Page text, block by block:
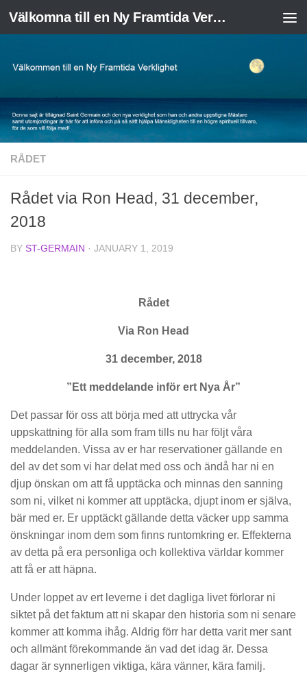
Skip to content Välkomna till en Ny Framtida Verklighet
RÅDET
Rådet via Ron Head, 31 december,
2018
BY ST-GERMAIN · JANUARY 1, 2019
Rådet
Via Ron Head
31 december, 2018
”Ett meddelande inför ert Nya År”
Det passar för oss att börja med att uttrycka vår
uppskattning för alla som fram tills nu har följt våra
meddelanden. Vissa av er har reservationer gällande en
del av det som vi har delat med oss och ändå har ni en
djup önskan om att få upptäcka och minnas den sanning
som ni, vilket ni kommer att upptäcka, djupt inom er själva,
bär med er. Er upptäckt gällande detta väcker upp samma
önskningar inom dem som finns runtomkring er. Effekterna
av detta på era personliga och kollektiva världar kommer
att få er att häpna.
Under loppet av ert leverne i det dagliga livet förlorar ni
siktet på det faktum att ni skapar den historia som ni senare
kommer att komma ihåg. Aldrig förr har detta varit mer sant
och allmänt förekommande än vad det idag är. Dessa
dagar är synnerligen viktiga, kära vänner, kära familj.